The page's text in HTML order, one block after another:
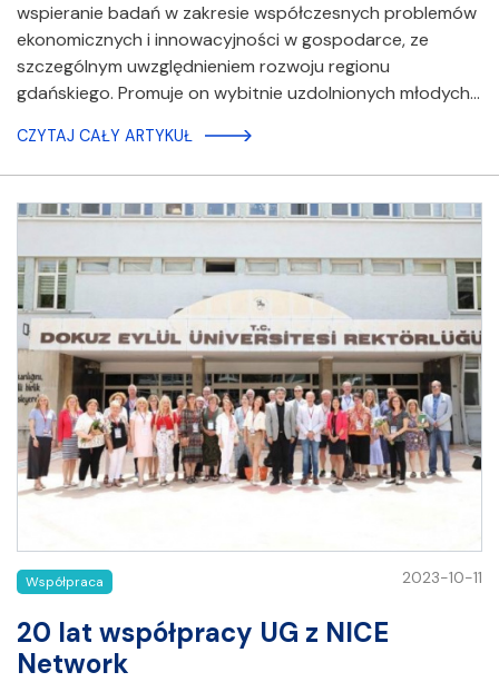
wspieranie badań w zakresie współczesnych problemów
ekonomicznych i innowacyjności w gospodarce, ze
szczególnym uwzględnieniem rozwoju regionu
gdańskiego. Promuje on wybitnie uzdolnionych młodych…
CZYTAJ CAŁY ARTYKUŁ
Współpraca 2023-10-11
20 lat współpracy UG z NICE
Network